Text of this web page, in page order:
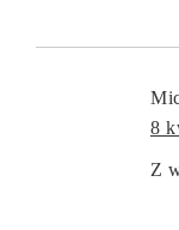
8
Z